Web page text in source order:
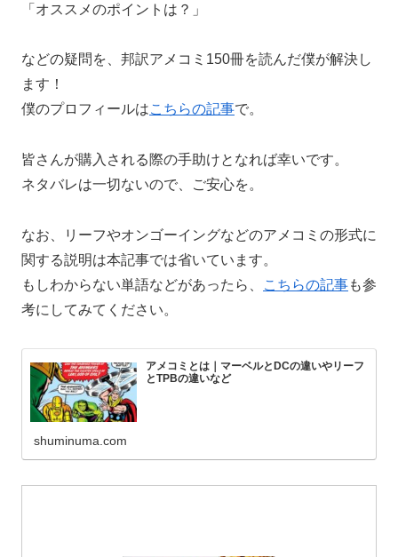
「オススメのポイントは？」
などの疑問を、邦訳アメコミ150冊を読んだ僕が解決し
ます！
僕のプロフィールはこちらの記事で。
皆さんが購入される際の手助けとなれば幸いです。
ネタバレは一切ないので、ご安心を。
なお、リーフやオンゴーイングなどのアメコミの形式に
関する説明は本記事では省いています。
もしわからない単語などがあったら、
こちらの記事も参
考にしてみてください。
アメコミとは｜マーベルとDCの違いやリーフ
とTPBの違いなど
shuminuma.com